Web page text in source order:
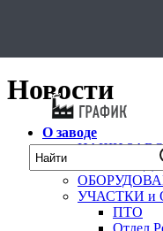
Новости
О заводе
НАШИ
УЧАСТКИ и
ПТО